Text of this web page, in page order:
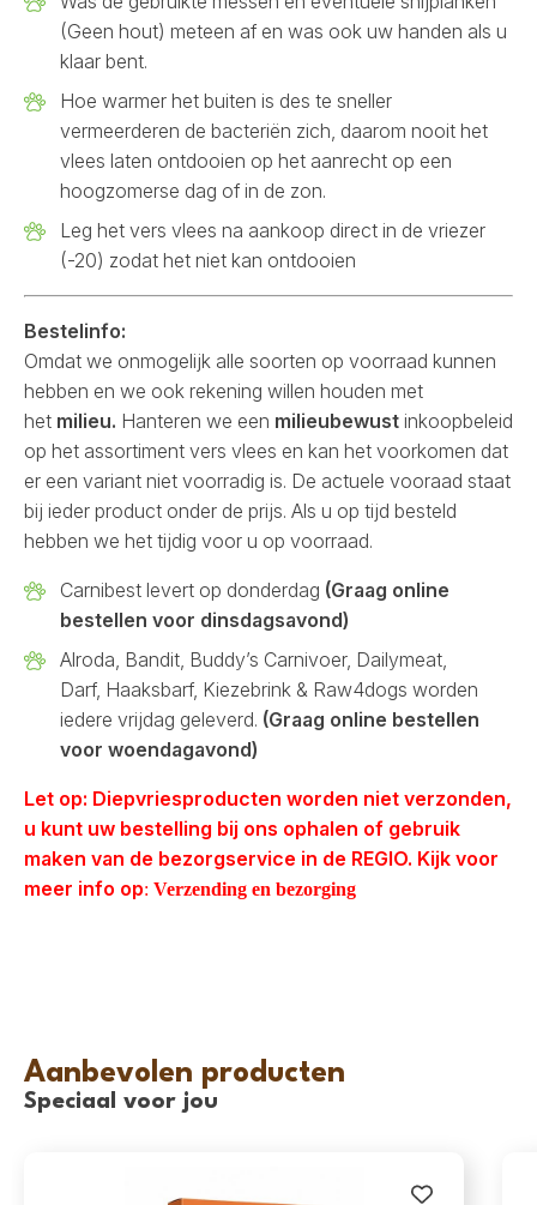
(Geen hout) meteen af en was ook uw handen als u
klaar bent.
Hoe warmer het buiten is des te sneller
vermeerderen de bacteriën zich, daarom nooit het
vlees laten ontdooien op het aanrecht op een
hoogzomerse dag of in de zon.
Leg het vers vlees na aankoop direct in de vriezer
(-20) zodat het niet kan ontdooien
Bestelinfo:
Omdat we onmogelijk alle soorten op voorraad kunnen
hebben en we ook rekening willen houden met
het milieu. Hanteren we een milieubewust inkoopbeleid
op het assortiment vers vlees en kan het voorkomen dat
er een variant niet voorradig is. De actuele vooraad staat
bij ieder product onder de prijs. Als u op tijd besteld
hebben we het tijdig voor u op voorraad.
Carnibest levert op donderdag (Graag online
bestellen voor dinsdagsavond)
Alroda, Bandit, Buddy’s Carnivoer, Dailymeat,
Darf, Haaksbarf, Kiezebrink & Raw4dogs worden
iedere vrijdag geleverd. (Graag online bestellen
voor woendagavond)
Let op: Diepvriesproducten worden niet verzonden,
u kunt uw bestelling bij ons ophalen of gebruik
maken van de bezorgservice in de REGIO. Kijk voor
meer info op: Verzending en bezorging
Aanbevolen producten
Speciaal voor jou